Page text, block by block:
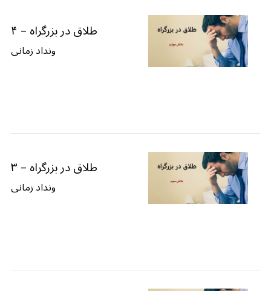
طلاق در بزرگراه – ۴
ونداد زمانی
طلاق در بزرگراه – ۳
ونداد زمانی